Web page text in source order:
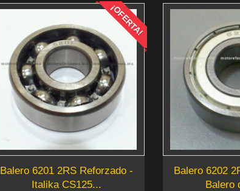
¡OFERTA!
Balero 6201 2RS Reforzado -
Italika CS125...
Balero 6202
Balero